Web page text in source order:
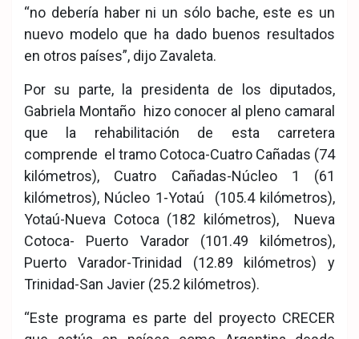
“no debería haber ni un sólo bache, este es un
nuevo modelo que ha dado buenos resultados
en otros países”, dijo Zavaleta.
Por su parte, la presidenta de los diputados,
Gabriela Montaño hizo conocer al pleno camaral
que la rehabilitación de esta carretera
comprende el tramo Cotoca-Cuatro Cañadas (74
kilómetros), Cuatro Cañadas-Núcleo 1 (61
kilómetros), Núcleo 1-Yotaú (105.4 kilómetros),
Yotaú-Nueva Cotoca (182 kilómetros), Nueva
Cotoca- Puerto Varador (101.49 kilómetros),
Puerto Varador-Trinidad (12.89 kilómetros) y
Trinidad-San Javier (25.2 kilómetros).
“Este programa es parte del proyecto CRECER